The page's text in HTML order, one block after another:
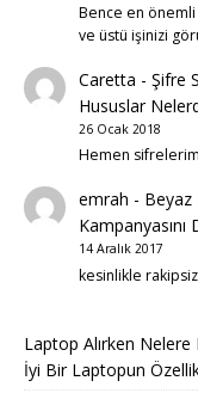
Bence en önemli
ve üstü işinizi
Caretta - Şifre
Hususlar
26 Ocak 2018
Hemen
emrah - Beyaz
Kampanyasını
14 Aralık 2017
kesinlikle
Laptop Alırken
İyi Bir Laptopun